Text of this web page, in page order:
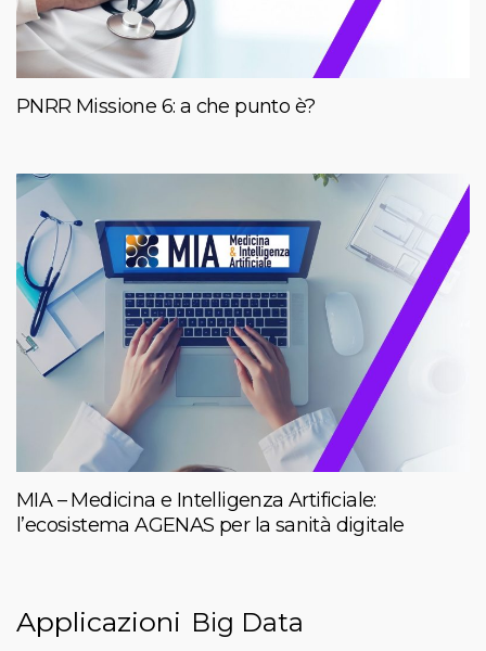
PNRR Missione 6: a che punto è?
MIA – Medicina e Intelligenza Artificiale:
l’ecosistema AGENAS per la sanità digitale
Applicazioni Big Data